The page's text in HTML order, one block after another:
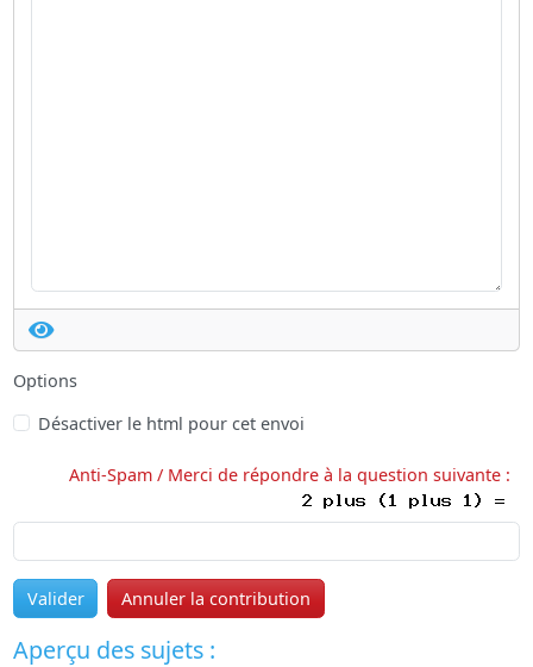
Options
Désactiver le html pour cet envoi
Anti-Spam / Merci de répondre à la question suivante :
Valider Annuler la contribution
Aperçu des sujets :